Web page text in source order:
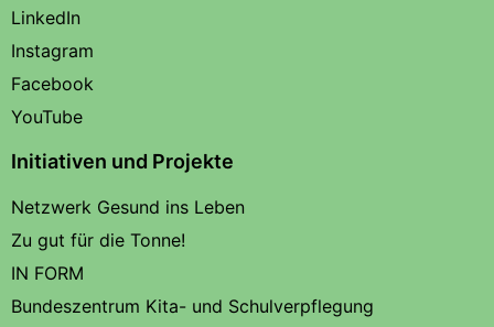
LinkedIn
Instagram
Facebook
YouTube
Initiativen und Projekte
Netzwerk Gesund ins Leben
Zu gut für die Tonne!
IN FORM
Bundeszentrum Kita- und Schulverpflegung